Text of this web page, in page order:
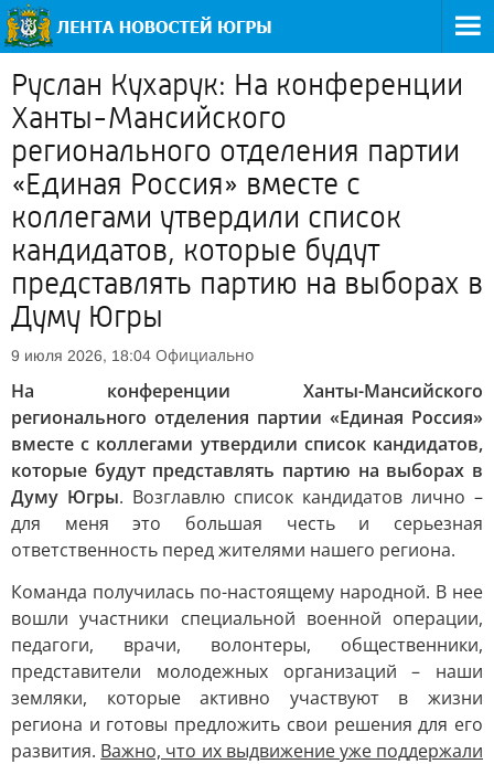
Руслан Кухарук: На конференции
Ханты-Мансийского
регионального отделения партии
«Единая Россия» вместе с
коллегами утвердили список
кандидатов, которые будут
представлять партию на выборах в
Думу Югры
9 июля 2026, 18:04 Официально
На конференции Ханты-Мансийского
регионального отделения партии «Единая Россия»
вместе с коллегами утвердили список кандидатов,
которые будут представлять партию на выборах в
Думу Югры. Возглавлю список кандидатов лично –
для меня это большая честь и серьезная
ответственность перед жителями нашего региона.
Команда получилась по-настоящему народной. В нее
вошли участники специальной военной операции,
педагоги, врачи, волонтеры, общественники,
представители молодежных организаций – наши
земляки, которые активно участвуют в жизни
региона и готовы предложить свои решения для его
развития. Важно, что их выдвижение уже поддержали